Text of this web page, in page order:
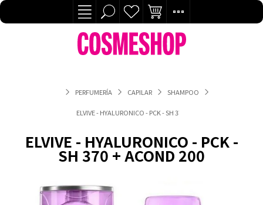
PERFUMERÍA CAPILAR SHAMPOO
ELVIVE - HYALURONICO - PCK - SH 370 + ACOND 200
ELVIVE - HYALURONICO - PCK -
SH 370 + ACOND 200